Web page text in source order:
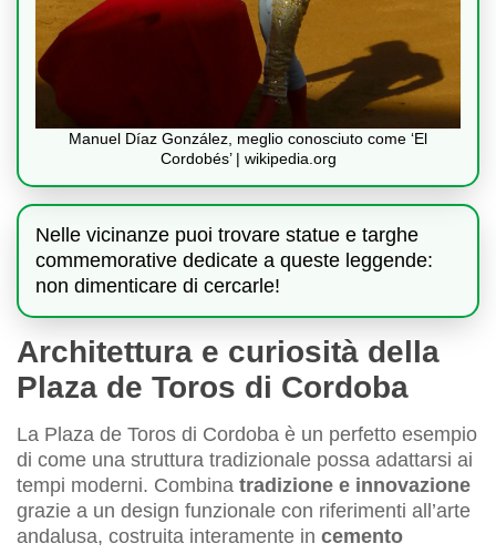
Manuel Díaz González, meglio conosciuto come ‘El
Cordobés’ | wikipedia.org
Nelle vicinanze puoi trovare statue e targhe
commemorative dedicate a queste leggende:
non dimenticare di cercarle!
Architettura e curiosità della
Plaza de Toros di Cordoba
La Plaza de Toros di Cordoba è un perfetto esempio
di come una struttura tradizionale possa adattarsi ai
tempi moderni. Combina tradizione e innovazione
grazie a un design funzionale con riferimenti all’arte
andalusa, costruita interamente in cemento